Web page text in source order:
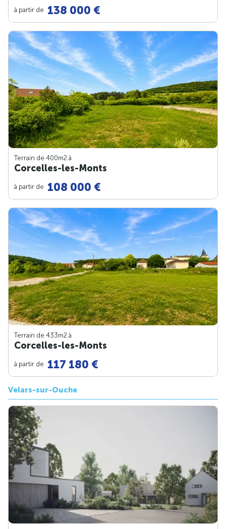
à partir de 138 000 €
Terrain de 400m2 à
Corcelles-les-Monts
à partir de 108 000 €
Terrain de 433m2 à
Corcelles-les-Monts
à partir de 117 180 €
Velars-sur-Ouche